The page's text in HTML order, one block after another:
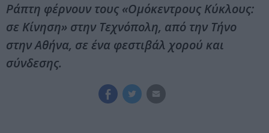
Ράπτη φέρνουν τους «Ομόκεντρους Κύκλους:
σε Κίνηση» στην Τεχνόπολη, από την Τήνο
στην Αθήνα, σε ένα φεστιβάλ χορού και
σύνδεσης.